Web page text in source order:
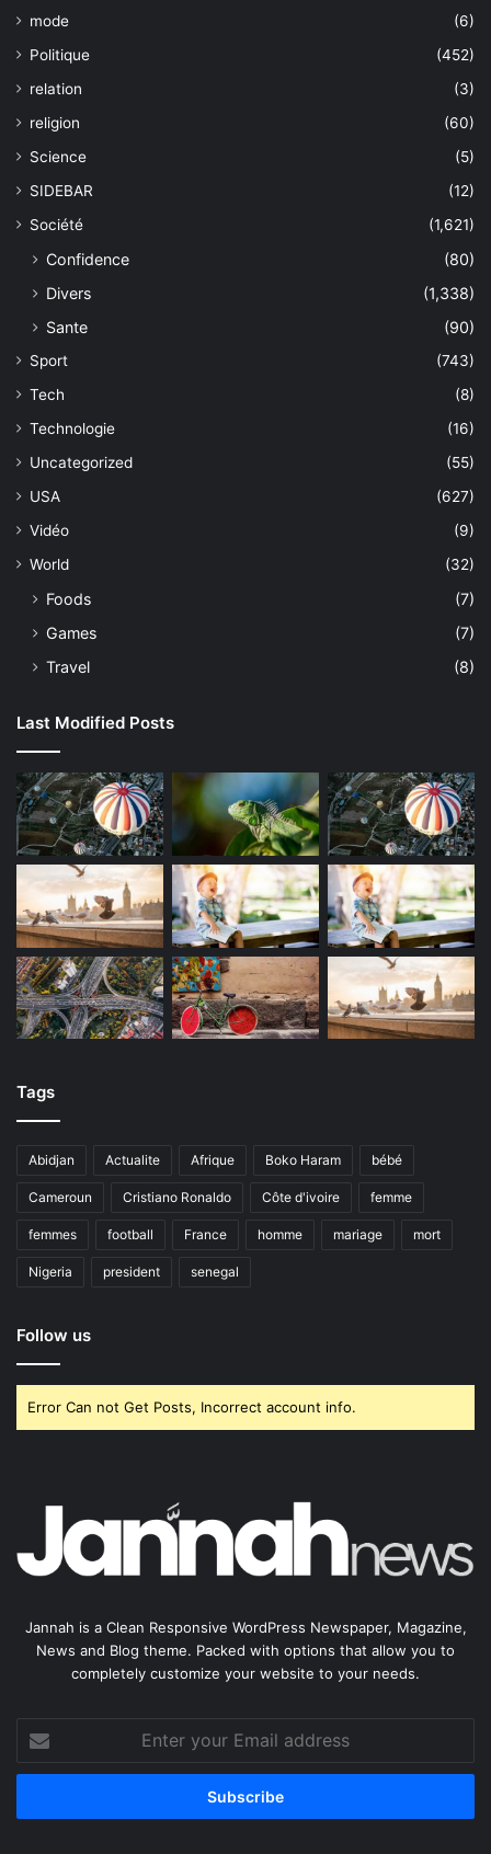
mode
(6)
Politique
(452)
relation
(3)
religion
(60)
Science
(5)
SIDEBAR
(12)
Société
(1,621)
Confidence
(80)
Divers
(1,338)
Sante
(90)
Sport
(743)
Tech
(8)
Technologie
(16)
Uncategorized
(55)
USA
(627)
Vidéo
(9)
World
(32)
Foods
(7)
Games
(7)
Travel
(8)
Last Modified Posts
Tags
Abidjan Actualite Afrique Boko Haram bébé
Cameroun Cristiano Ronaldo Côte d'ivoire femme
femmes football France homme mariage mort
Nigeria president senegal
Follow us
Error Can not Get Posts, Incorrect account info.
Jannah is a Clean Responsive WordPress Newspaper, Magazine,
News and Blog theme. Packed with options that allow you to
completely customize your website to your needs.
your
Email